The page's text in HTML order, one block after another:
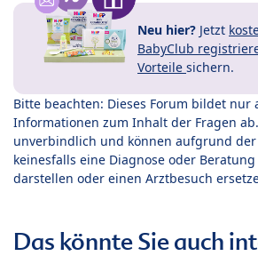
Neu hier? Jetzt
BabyClub
Vorteile sichern.
Bitte beachten: Dieses Forum bildet nur
Informationen zum Inhalt der Fragen
unverbindlich und können aufgrund
keinesfalls eine Diagnose oder
darstellen oder einen Arztbesuch
Das könnte Sie auch